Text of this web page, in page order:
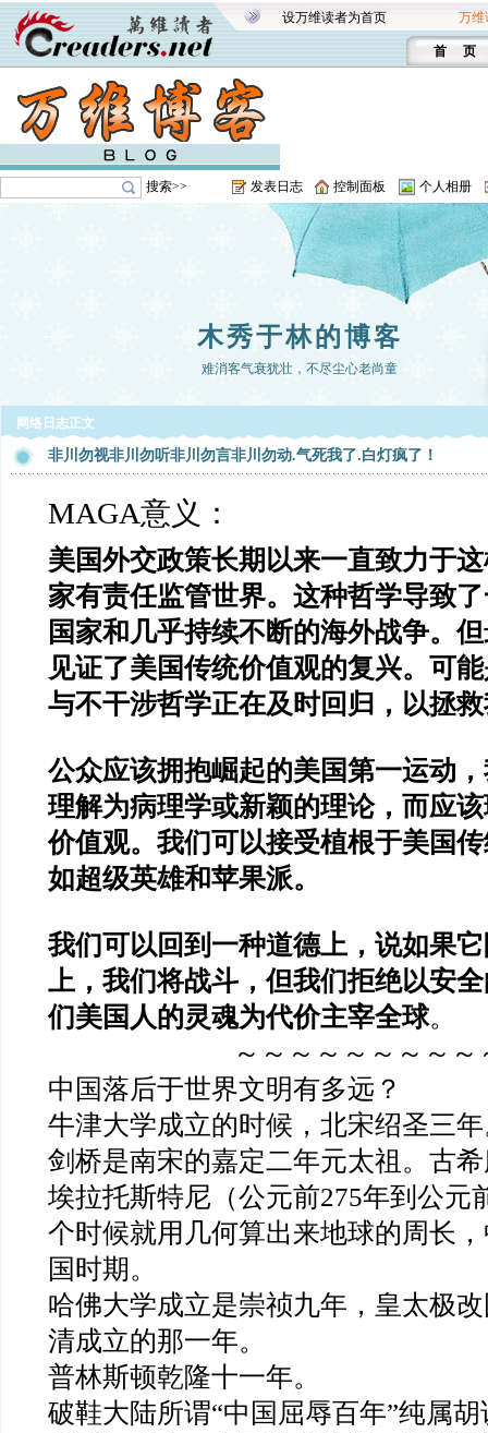
设万维读者为首页 万维
首 页
搜索>> 发表日志 控制面板 个人相册
木秀于林的博客
难消客气衰犹壮，不尽尘心老尚童
网络日志正文
非川勿视非川勿听非川勿言非川勿动.气死我了.白灯疯了！
MAGA意义：
美国外交政策长期以来一直致力于
家有责任监管世界。这种哲学导致
国家和几乎持续不断的海外战争。
见证了美国传统价值观的复兴。可
与不干涉哲学正在及时回归，以拯
公众应该拥抱崛起的美国第一运动
理解为病理学或新颖的理论，而应
价值观。我们可以接受植根于美国
如超级英雄和苹果派。
我们可以回到一种道德上，说如果
上，我们将战斗，但我们拒绝以安
们美国人的灵魂为代价主宰全球。
～～～～～～～～～
中国落后于世界文明有多远？
牛津大学成立的时候，北宋绍圣三
剑桥是南宋的嘉定二年元太祖。古
埃拉托斯特尼（公元前275年到公元
个时候就用几何算出来地球的周长
国时期。
哈佛大学成立是崇祯九年，皇太极
清成立的那一年。
普林斯顿乾隆十一年。
破鞋大陆所谓“中国屈辱百年”纯属